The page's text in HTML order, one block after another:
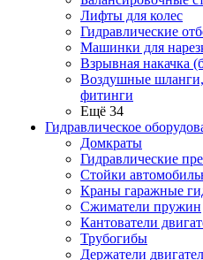
Лифты для колес
Гидравлические
Машинки для
Взрывная накачка
Воздушные
фитинги
Ещё 34
Гидравлическое
Домкраты
Гидравлические
Стойки
Краны гаражные
Сжиматели пружин
Кантователи
Трубогибы
Держатели